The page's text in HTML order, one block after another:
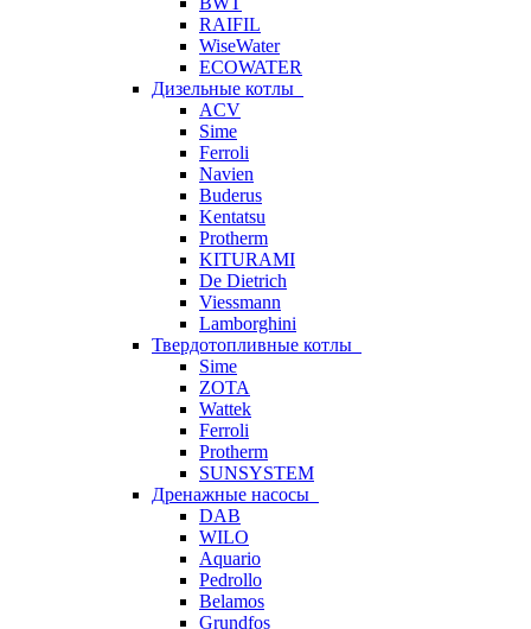
RAIFIL
WiseWater
ECOWATER
Дизельные котлы
ACV
Sime
Ferroli
Navien
Buderus
Kentatsu
Protherm
KITURAMI
De Dietrich
Viessmann
Lamborghini
Твердотопливные котлы
Sime
ZOTA
Wattek
Ferroli
Protherm
SUNSYSTEM
Дренажные насосы
DAB
WILO
Aquario
Pedrollo
Belamos
Grundfos